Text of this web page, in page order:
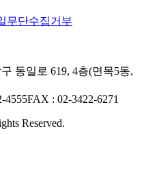
무단수집거부
동일로 619, 4층(면목5동,
4555FAX : 02-3422-6271
Reserved.